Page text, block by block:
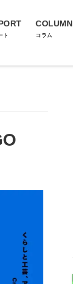
ト
COLUMN
コラム